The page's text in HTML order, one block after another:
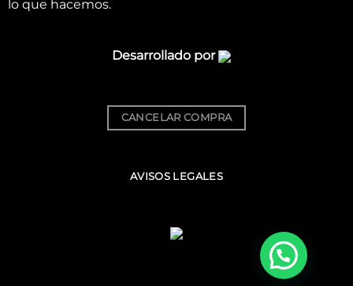
lo que hacemos.
Desarrollado por
CANCELAR COMPRA
AVISOS LEGALES